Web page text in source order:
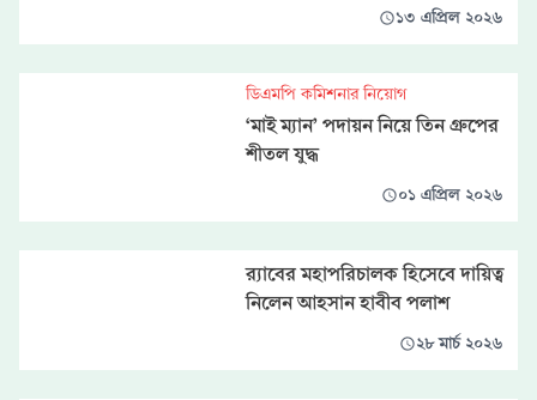
১৩ এপ্রিল ২০২৬
ডিএমপি কমিশনার নিয়োগ
‘মাই ম্যান’ পদায়ন নিয়ে তিন গ্রুপের
শীতল যুদ্ধ
০১ এপ্রিল ২০২৬
র‍্যাবের মহাপরিচালক হিসেবে দায়িত্ব
নিলেন আহসান হাবীব পলাশ
২৮ মার্চ ২০২৬